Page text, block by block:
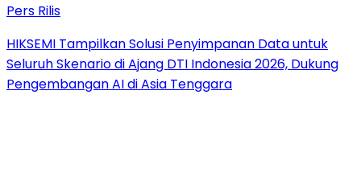
Pers Rilis
HIKSEMI Tampilkan Solusi Penyimpanan Data untuk
Seluruh Skenario di Ajang DTI Indonesia 2026, Dukung
Pengembangan AI di Asia Tenggara